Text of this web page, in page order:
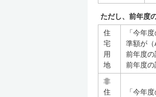
ただし、前年度
住
宅
用
地
「今年
準額が
前年度
前年度
非
住
「今年